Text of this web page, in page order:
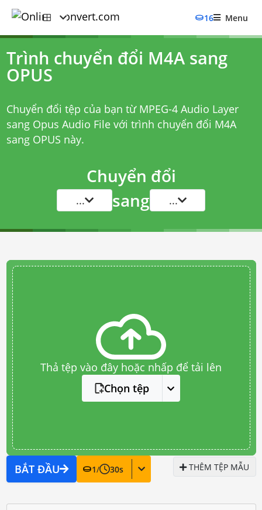
16 Menu
Trình chuyển đổi M4A sang
OPUS
Chuyển đổi tệp của bạn từ MPEG-4 Audio Layer
sang Opus Audio File với trình chuyển đổi M4A
sang OPUS này.
Chuyển đổi
... sang ...
Thả tệp vào đây hoặc nhấp để tải lên
Chọn tệp
BẮT ĐẦU 1/ 30s THÊM TỆP MẪU